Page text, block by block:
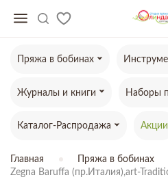
Пряжа в бобинах
Журналы и книги Наборы
Каталог-Распродажа Акции
Главная Пряжа в бобинах
Zegna Baruffa (пр.Италия),art-